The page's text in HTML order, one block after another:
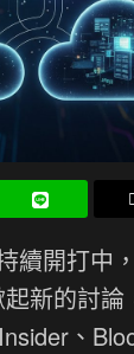
續開打中
新的討論
、